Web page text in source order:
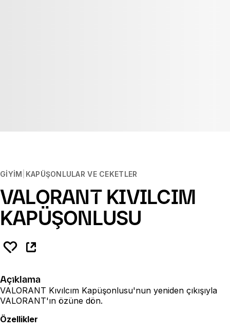
GIYIM KAPÜŞONLULAR VE CEKETLER
VALORANT KIVILCIM
KAPÜŞONLUSU
Açıklama
VALORANT Kıvılcım Kapüşonlusu'nun yeniden çıkışıyla
VALORANT'ın özüne dön.
Özellikler